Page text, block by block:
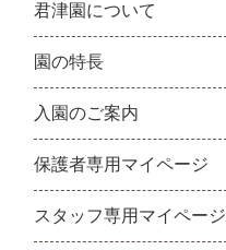
君津園について
園の特長
入園のご案内
保護者専用マイページ
スタッフ専用マイページ